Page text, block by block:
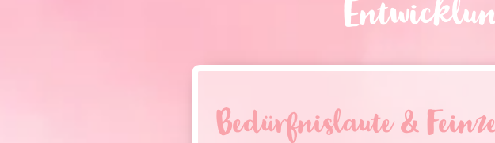
Bedürfnislaute &